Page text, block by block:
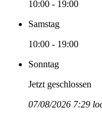
10:00 - 19:00
Samstag
10:00 - 19:00
Sonntag
Jetzt geschlossen
07/08/2026 7:29